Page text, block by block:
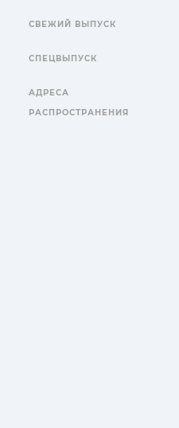
СВЕЖИЙ ВЫПУСК
СПЕЦВЫПУСК
АДРЕСА
РАСПРОСТРАНЕНИЯ